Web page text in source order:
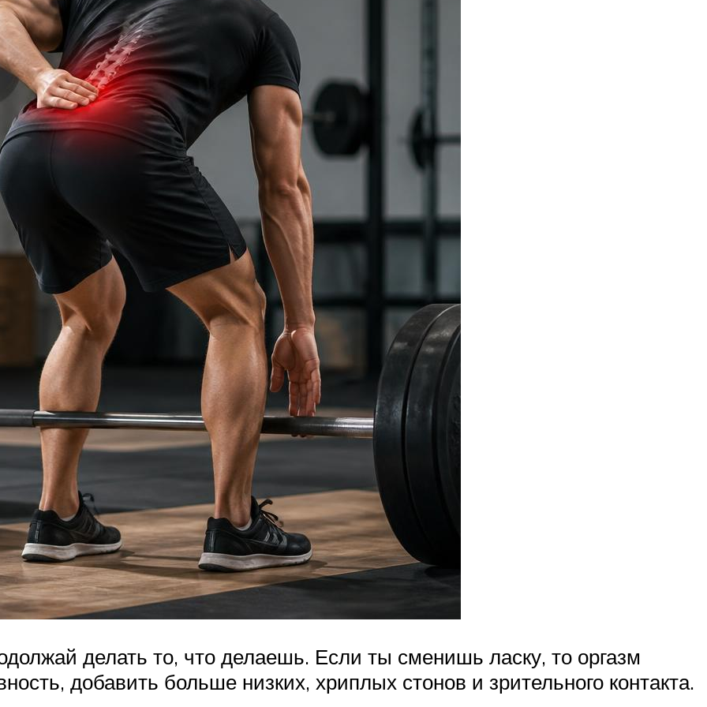
делать то, что делаешь. Если ты сменишь ласку, то оргазм
добавить больше низких, хриплых стонов и зрительного контакта.